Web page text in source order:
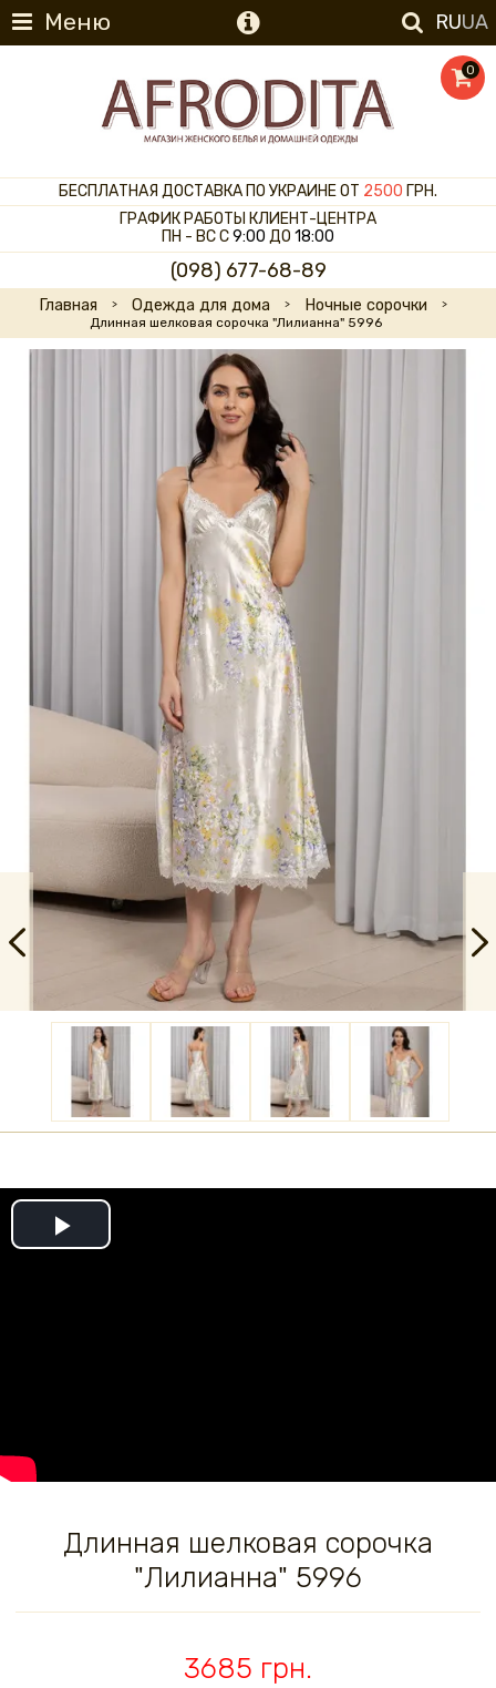
Меню RUUA
0
БЕСПЛАТНАЯ ДОСТАВКА ПО УКРАИНЕ ОТ 2500 ГРН.
ГРАФИК РАБОТЫ КЛИЕНТ-ЦЕНТРА
ПН - ВС С9:00 ДО 18:00
(098) 677-68-89
Главная Одежда для дома Ночные сорочки
Длинная шелковая сорочка "Лилианна" 5996
Play
Длинная шелковая сорочка
"Лилианна" 5996
3685 грн.